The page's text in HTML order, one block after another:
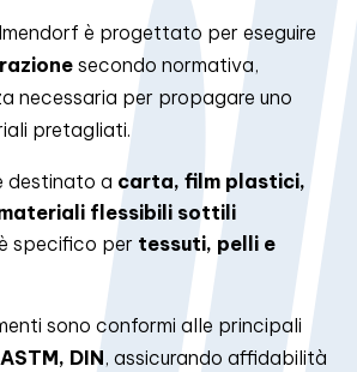
è progettato per eseguire
secondo normativa,
necessaria per propagare uno
pretagliati.
destinato a carta, film plastici,
flessibili sottili
specifico per tessuti, pelli e
sono conformi alle principali
DIN, assicurando affidabilità